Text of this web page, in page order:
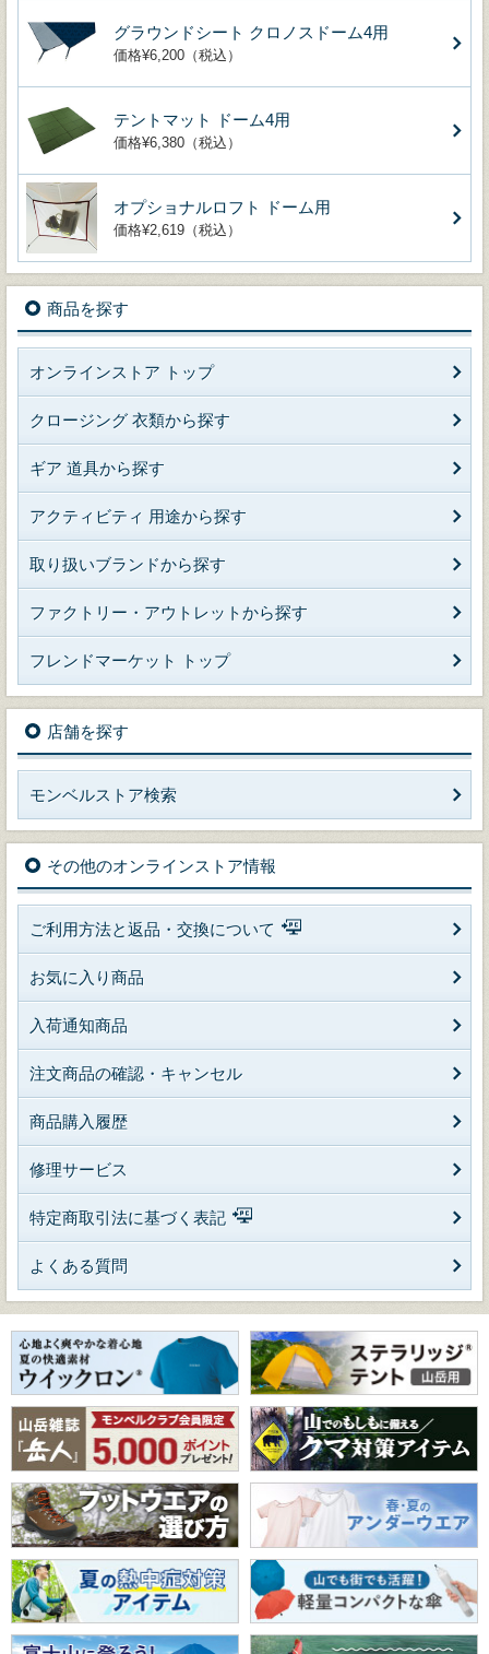
グラウンドシート クロノスドーム4用
価格¥6,200（税込）
テントマット ドーム4用
価格¥6,380（税込）
オプショナルロフト ドーム用
価格¥2,619（税込）
商品を探す
オンラインストア トップ
クロージング 衣類から探す
ギア 道具から探す
アクティビティ 用途から探す
取り扱いブランドから探す
ファクトリー・アウトレットから探す
フレンドマーケット トップ
店舗を探す
モンベルストア検索
その他のオンラインストア情報
ご利用方法と返品・交換について
お気に入り商品
入荷通知商品
注文商品の確認・キャンセル
商品購入履歴
修理サービス
特定商取引法に基づく表記
よくある質問